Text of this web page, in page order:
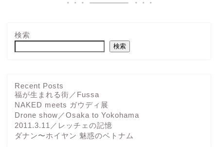
検索
検索
Recent Posts
福が生まれる街／Fussa
NAKED meets ガウディ展
Drone show／Osaka to Yokohama
2011.3.11／レッチェの記憶
ダナン〜ホイヤン 魅惑のベトナム